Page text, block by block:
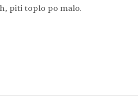
piti toplo po malo.